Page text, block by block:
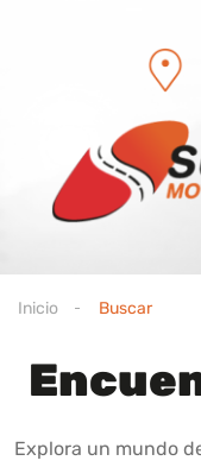
Inicio Buscar
Explora un mundo